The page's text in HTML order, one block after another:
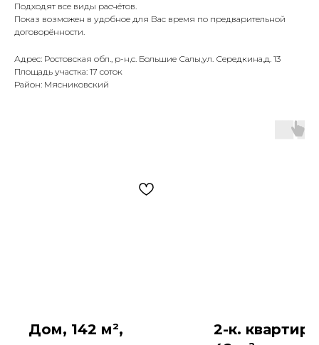
Подходят все виды расчётов.
Показ возможен в удобное для Вас время по предварительной
договорённости.
Адрес: Ростовская обл., р-н,с. Большие Салы,ул. Середкина,д. 13
Площадь участка: 17 соток
Район: Мясниковский
Дом, 142 м²,
2-к.